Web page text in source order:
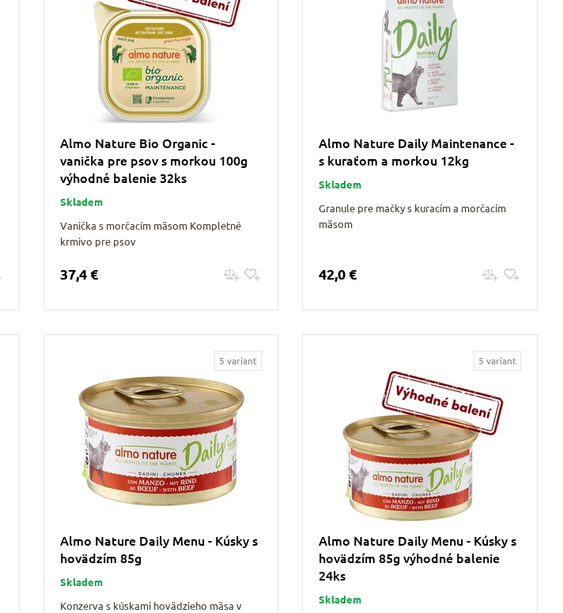
Almo Nature Bio Organic -
vanička pre psov s morkou 100g
výhodné balenie 32ks
Skladem
Vanička s morčacím mäsom Kompletné
krmivo pre psov
37,4 €
Almo Nature Daily Maintenance -
s kuraťom a morkou 12kg
Skladem
Granule pre mačky s kuracím a morčacím
mäsom
42,0 €
5 variant
Almo Nature Daily Menu - Kúsky s
hovädzím 85g
Skladem
Konzerva s kúskami hovädzieho mäsa v
5 variant
Almo Nature Daily Menu - Kúsky s
hovädzím 85g výhodné balenie
24ks
Skladem